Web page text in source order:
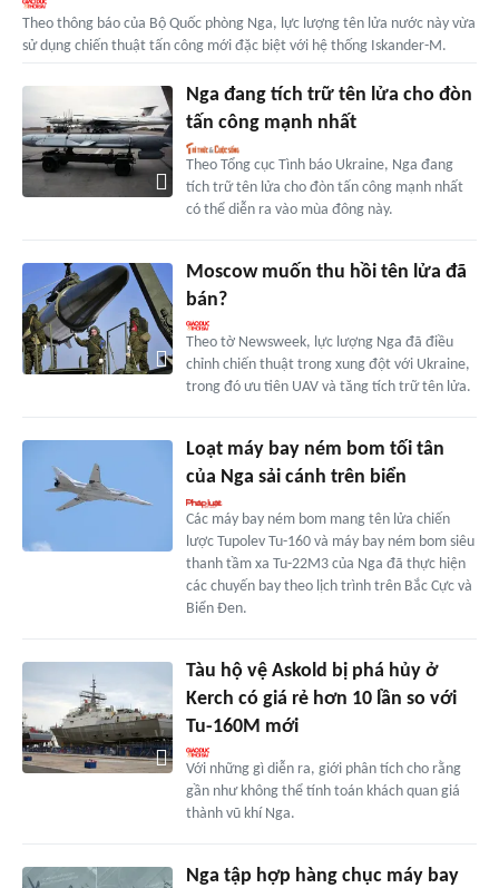
Theo thông báo của Bộ Quốc phòng Nga, lực lượng tên lửa nước này vừa
sử dụng chiến thuật tấn công mới đặc biệt với hệ thống Iskander-M.
Nga đang tích trữ tên lửa cho đòn
tấn công mạnh nhất
Theo Tổng cục Tình báo Ukraine, Nga đang
tích trữ tên lửa cho đòn tấn công mạnh nhất
có thể diễn ra vào mùa đông này.
Moscow muốn thu hồi tên lửa đã
bán?
Theo tờ Newsweek, lực lượng Nga đã điều
chỉnh chiến thuật trong xung đột với Ukraine,
trong đó ưu tiên UAV và tăng tích trữ tên lửa.
Loạt máy bay ném bom tối tân
của Nga sải cánh trên biển
Các máy bay ném bom mang tên lửa chiến
lược Tupolev Tu-160 và máy bay ném bom siêu
thanh tầm xa Tu-22M3 của Nga đã thực hiện
các chuyến bay theo lịch trình trên Bắc Cực và
Biển Đen.
Tàu hộ vệ Askold bị phá hủy ở
Kerch có giá rẻ hơn 10 lần so với
Tu-160M mới
Với những gì diễn ra, giới phân tích cho rằng
gần như không thể tính toán khách quan giá
thành vũ khí Nga.
Nga tập hợp hàng chục máy bay